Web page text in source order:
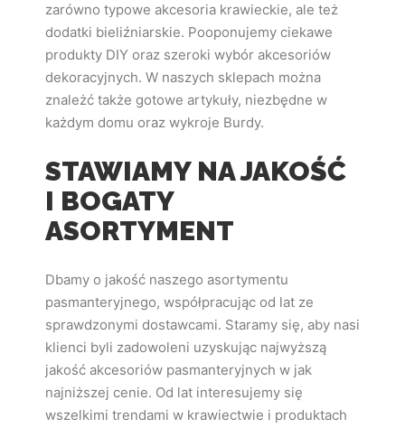
zarówno typowe akcesoria krawieckie, ale też
dodatki bieliźniarskie. Pooponujemy ciekawe
produkty DIY oraz szeroki wybór akcesoriów
dekoracyjnych. W naszych sklepach można
znależć także gotowe artykuły, niezbędne w
każdym domu oraz wykroje Burdy.
STAWIAMY NA JAKOŚĆ
I BOGATY
ASORTYMENT
Dbamy o jakość naszego asortymentu
pasmanteryjnego, współpracując od lat ze
sprawdzonymi dostawcami. Staramy się, aby nasi
klienci byli zadowoleni uzyskując najwyższą
jakość akcesoriów pasmanteryjnych w jak
najniższej cenie. Od lat interesujemy się
wszelkimi trendami w krawiectwie i produktach